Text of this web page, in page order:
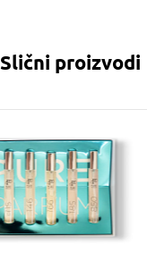
Slični proizvodi